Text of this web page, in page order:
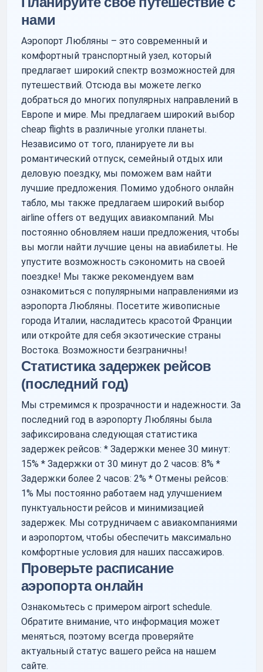
нами
Аэропорт Любляны – это современный и
комфортный транспортный узел, который
предлагает широкий спектр возможностей для
путешествий. Отсюда вы можете легко
добраться до многих популярных направлений в
Европе и мире. Мы предлагаем широкий выбор
cheap flights в различные уголки планеты.
Независимо от того, планируете ли вы
романтический отпуск, семейный отдых или
деловую поездку, мы поможем вам найти
лучшие предложения. Помимо удобного онлайн
табло, мы также предлагаем широкий выбор
airline offers от ведущих авиакомпаний. Мы
постоянно обновляем наши предложения, чтобы
вы могли найти лучшие цены на авиабилеты. Не
упустите возможность сэкономить на своей
поездке! Мы также рекомендуем вам
ознакомиться с популярными направлениями из
аэропорта Любляны. Посетите живописные
города Италии, насладитесь красотой Франции
или откройте для себя экзотические страны
Востока. Возможности безграничны!
Статистика задержек рейсов
(последний год)
Мы стремимся к прозрачности и надежности. За
последний год в аэропорту Любляны была
зафиксирована следующая статистика
задержек рейсов: * Задержки менее 30 минут:
15% * Задержки от 30 минут до 2 часов: 8% *
Задержки более 2 часов: 2% * Отмены рейсов:
1% Мы постоянно работаем над улучшением
пунктуальности рейсов и минимизацией
задержек. Мы сотрудничаем с авиакомпаниями
и аэропортом, чтобы обеспечить максимально
комфортные условия для наших пассажиров.
Проверьте расписание
аэропорта онлайн
Ознакомьтесь с примером airport schedule.
Обратите внимание, что информация может
меняться, поэтому всегда проверяйте
актуальный статус вашего рейса на нашем
сайте.